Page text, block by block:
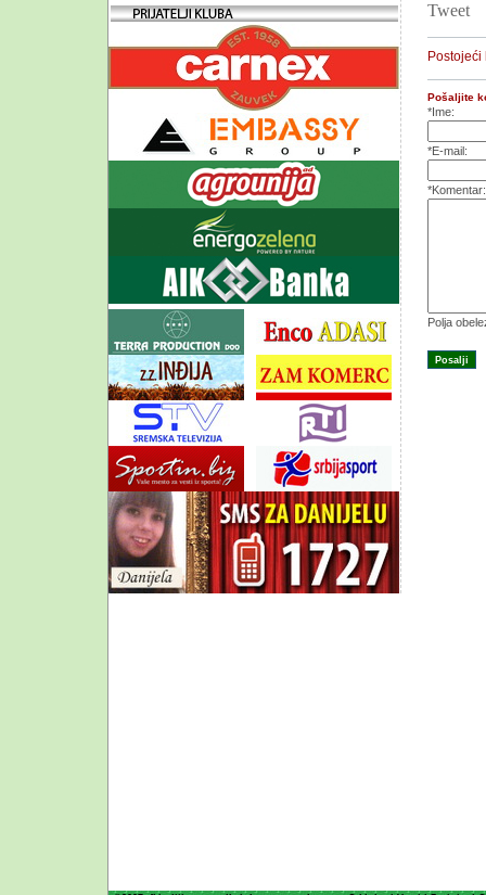
Tweet
Postojeći
Pošaljite
*Ime:
*E-mail:
*Komentar:
Polja